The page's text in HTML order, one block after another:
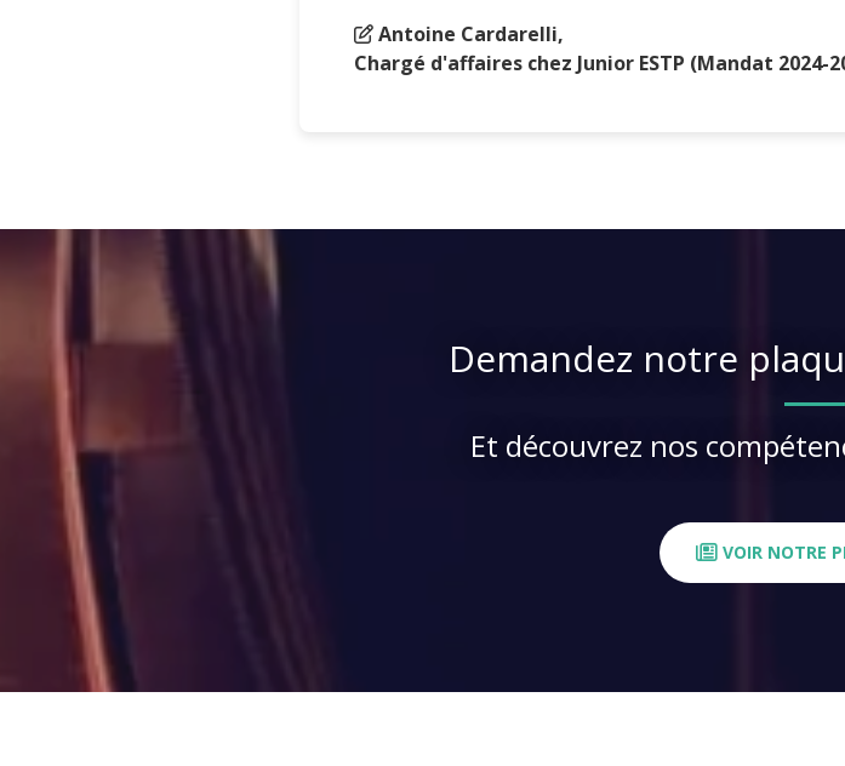
Antoine Cardarelli,
Chargé d'affaires chez Junior ESTP (Mandat 2024-
Demandez notre
Et découvrez nos
VOIR NOTRE